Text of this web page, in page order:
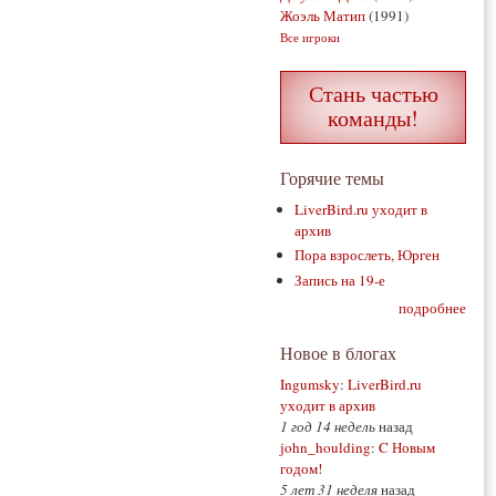
Жоэль Матип(1991)
Все игроки
Стань частью
команды!
Горячие темы
LiverBird.ru уходит в
архив
Пора взрослеть, Юрген
Запись на 19-е
подробнее
Новое в блогах
Ingumsky: LiverBird.ru
уходит в архив
1 год 14 недельназад
john_houlding: C Новым
годом!
5 лет 31 неделяназад